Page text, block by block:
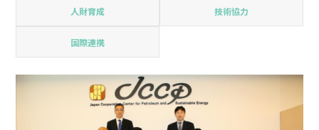
人財育成 技術協力
国際連携